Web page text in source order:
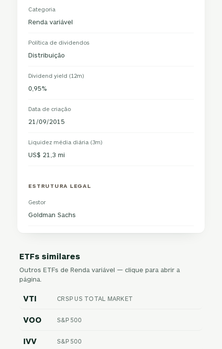
Categoria
Renda variável
Política de dividendos
Distribuição
Dividend yield (12m)
0,95%
Data de criação
21/09/2015
Liquidez média diária (3m)
US$ 21,3 mi
ESTRUTURA LEGAL
Gestor
Goldman Sachs
ETFs similares
Outros ETFs de Renda variável — clique para abrir a
página.
VTI CRSP US TOTAL MARKET
VOO S&P 500
IVV S&P 500